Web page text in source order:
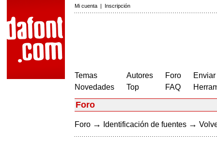
Mi cuenta | Inscripción
Temas
Novedades
Autores
Top
Foro
FAQ
Foro
Foro → Identificación de fuentes →